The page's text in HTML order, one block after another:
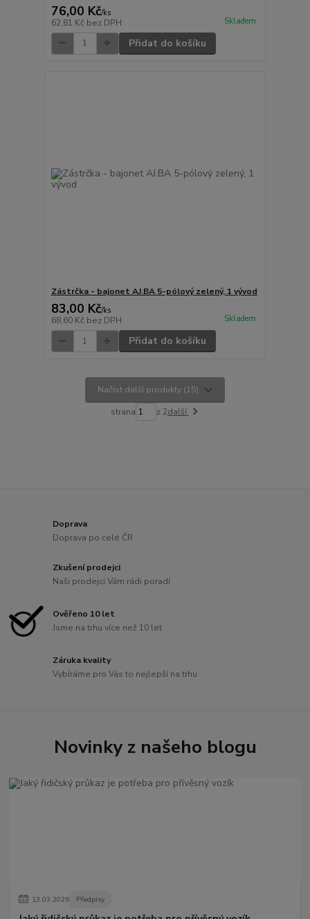
76,00 Kč/ks
62,81 Kč bez DPH Skladem
Přidat do košíku
Zástrčka - bajonet AJ.BA 5-pólový zelený, 1 vývod
83,00 Kč/ks
68,60 Kč bez DPH Skladem
Přidat do košíku
Načíst další produkty (15)
strana z 2další
Doprava
Doprava po celé ČR
Zkušení prodejci
Naši prodejci Vám rádi poradí
Ověřeno 10 let
Jsme na trhu více než 10 let
Záruka kvality
Vybíráme pro Vás to nejlepší na trhu
Novinky z našeho blogu
13.03.2026 Předpisy